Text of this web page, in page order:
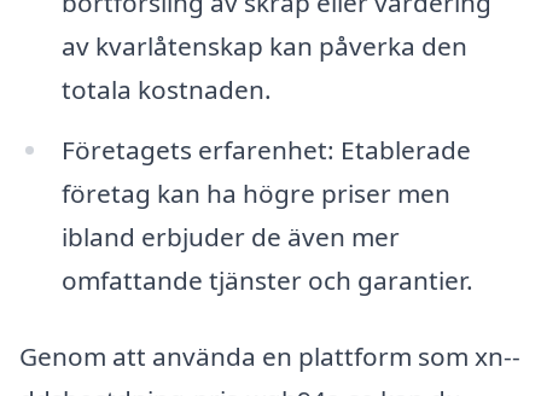
av kvarlåtenskap kan påverka den
totala kostnaden.
Företagets erfarenhet: Etablerade
företag kan ha högre priser men
ibland erbjuder de även mer
omfattande tjänster och garantier.
Genom att använda en plattform som xn--